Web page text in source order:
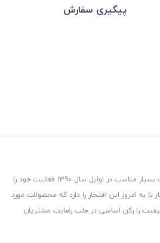
پیگیری سفارش
عمرانیاز در راستای توزیع و پخش لوازم و تجهیزات ساختمانی با هدف ارسال کالاهای مورد نیاز مشتریان گرامی با قیمت بسیار مناسب در اوایل سال 1390 فعالیت خود را
تا به امروز این افتخار را دارد که محصولات مورد
کیفیت را رکن اساسی در جلب رضایت مشتریان